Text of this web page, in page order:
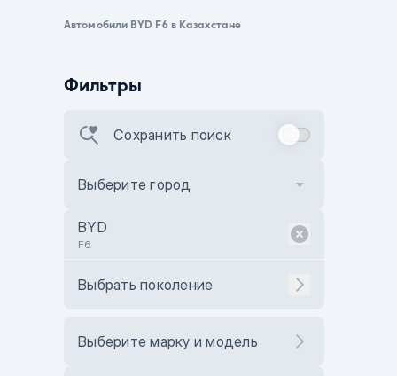
Автомобили BYD F6 в Казахстане
Фильтры
Сохранить поиск
Выберите город
BYD
F6
Выбрать поколение
Выберите марку и модель